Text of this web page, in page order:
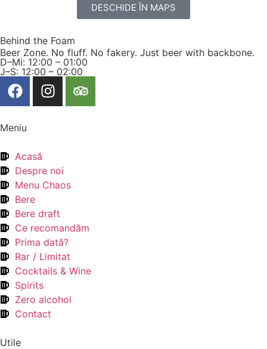
DESCHIDE ÎN MAPS
Behind the Foam
Beer Zone. No fluff. No fakery. Just beer with backbone.
D–Mi: 12:00 – 01:00
J–S: 12:00 – 02:00
Meniu
Acasă
Despre noi
Menu Chaos
Bere
Bere draft
Ce recomandăm
Prima dată?
Rar / Limitat
Cocktails & Wine
Spirits
Zero alcohol
Contact
Utile